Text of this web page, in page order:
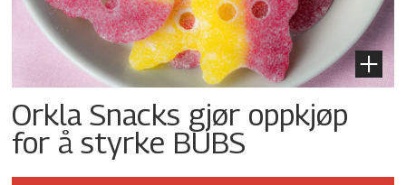
Orkla Snacks gjør oppkjøp
for å styrke BUBS